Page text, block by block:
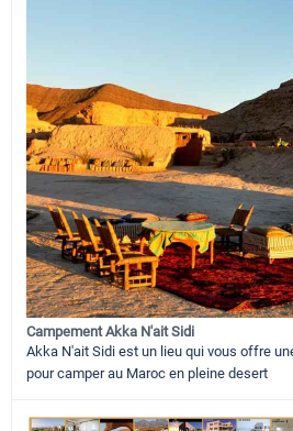
Campement Akka N'ait Sidi
Akka N'ait Sidi est un lieu qui vous offre
pour camper au Maroc en pleine desert